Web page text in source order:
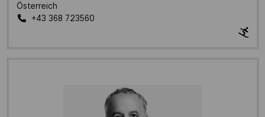
Österreich
+43 368 723560